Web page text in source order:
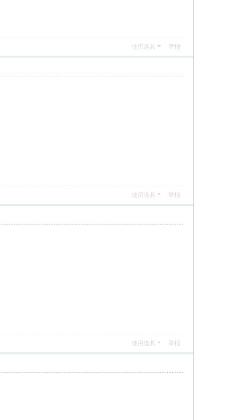
使用道具 举报
使用道具 举报
使用道具 举报